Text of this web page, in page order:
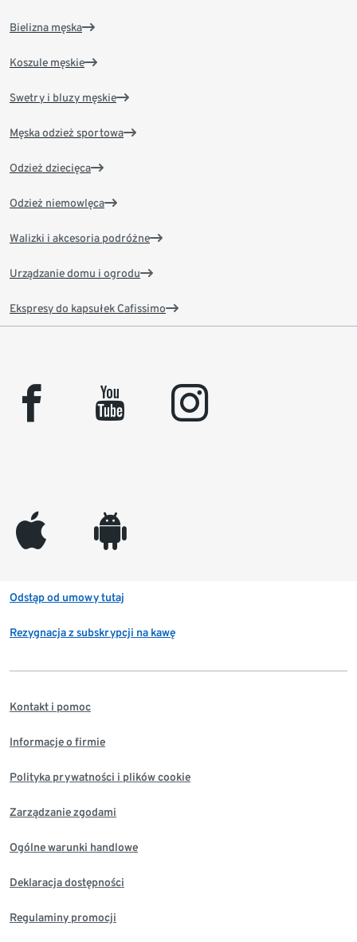
Bielizna męska
Koszule męskie
Swetry i bluzy męskie
Męska odzież sportowa
Odzież dziecięca
Odzież niemowlęca
Walizki i akcesoria podróżne
Urządzanie domu i ogrodu
Ekspresy do kapsułek Cafissimo
facebook youtube instagram
appleinc android
Odstąp od umowy tutaj
Rezygnacja z subskrypcji na kawę
Kontakt i pomoc
Informacje o firmie
Polityka prywatności i plików cookie
Zarządzanie zgodami
Ogólne warunki handlowe
Deklaracja dostępności
Regulaminy promocji